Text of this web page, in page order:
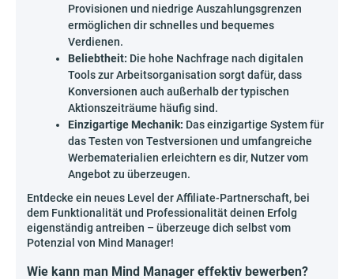
Provisionen und niedrige Auszahlungsgrenzen
ermöglichen dir schnelles und bequemes
Verdienen.
Beliebtheit: Die hohe Nachfrage nach digitalen
Tools zur Arbeitsorganisation sorgt dafür, dass
Konversionen auch außerhalb der typischen
Aktionszeiträume häufig sind.
Einzigartige Mechanik: Das einzigartige System für
das Testen von Testversionen und umfangreiche
Werbematerialien erleichtern es dir, Nutzer vom
Angebot zu überzeugen.
Entdecke ein neues Level der Affiliate-Partnerschaft, bei
dem Funktionalität und Professionalität deinen Erfolg
eigenständig antreiben – überzeuge dich selbst vom
Potenzial von Mind Manager!
Wie kann man Mind Manager effektiv bewerben?